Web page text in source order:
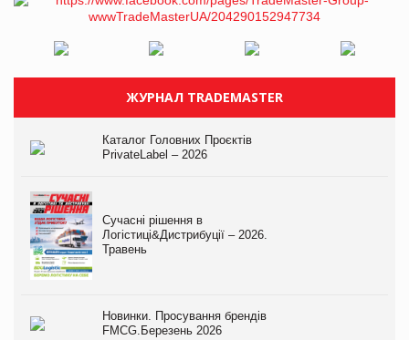
ЖУРНАЛ TRADEMASTER
Каталог Головних Проєктів
PrivateLabel – 2026
Сучасні рішення в
Логістиці&Дистрибуції – 2026.
Травень
Новинки. Просування брендів
FMCG.Березень 2026